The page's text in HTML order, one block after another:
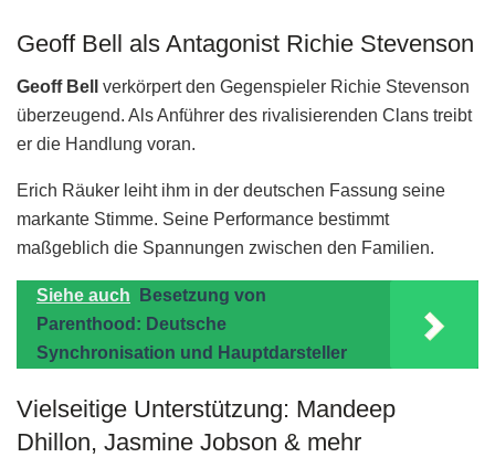
Geoff Bell als Antagonist Richie Stevenson
Geoff Bell
verkörpert den Gegenspieler Richie Stevenson
überzeugend. Als Anführer des rivalisierenden Clans treibt
er die Handlung voran.
Erich Räuker leiht ihm in der deutschen Fassung seine
markante Stimme. Seine Performance bestimmt
maßgeblich die Spannungen zwischen den Familien.
Siehe auch
Besetzung von
Parenthood: Deutsche
Synchronisation und Hauptdarsteller
Vielseitige Unterstützung: Mandeep
Dhillon, Jasmine Jobson & mehr